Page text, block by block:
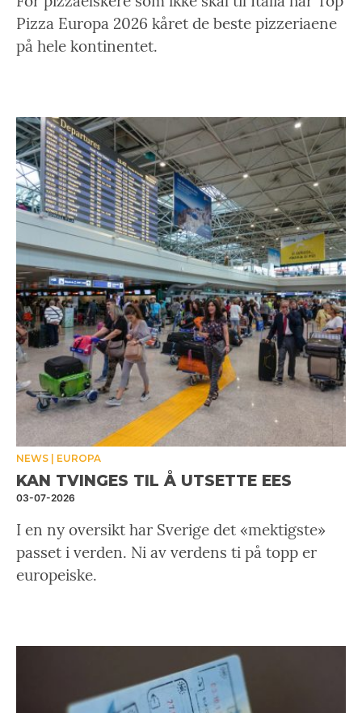
Pizza Europa 2026 kåret de beste pizzeriaene
på hele kontinentet.
NEWS EUROPA
KAN TVINGES TIL Å UTSETTE EES
03-07-2026
I en ny oversikt har Sverige det «mektigste»
passet i verden. Ni av verdens ti på topp er
europeiske.